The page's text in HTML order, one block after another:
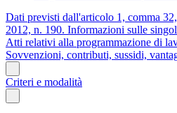
Dati previsti dall'articolo 1, comma
2012, n. 190. Informazioni sulle
Atti relativi alla programmazione di
Sovvenzioni, contributi, sussidi,
Criteri e modalità